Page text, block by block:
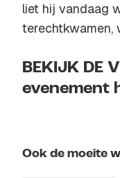
liet hij vandaag
terechtkwamen,
BEKIJK DE
evenement
Ook de moeite